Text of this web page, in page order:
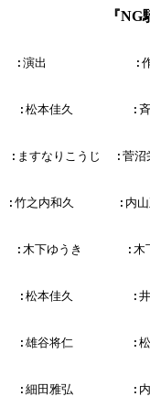
『
:演出            :作
:松本佳久        :斉
すなりこうじ  :菅沼
:竹之内和久      :内山
木下ゆうき      :木下
:松本佳久        :井
:雄谷将仁        :松
:細田雅弘        :内